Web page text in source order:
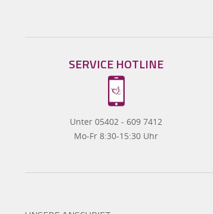
SERVICE HOTLINE
Unter 05402 - 609 7412
Mo-Fr 8:30-15:30 Uhr